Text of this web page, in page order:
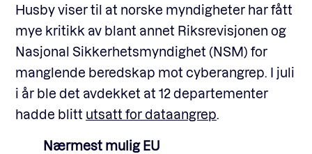
Husby viser til at norske myndigheter har fått
mye kritikk av blant annet Riksrevisjonen og
Nasjonal Sikkerhetsmyndighet (NSM) for
manglende beredskap mot cyberangrep. I juli
i år ble det avdekket at 12 departementer
hadde blitt utsatt for dataangrep.
Nærmest mulig EU